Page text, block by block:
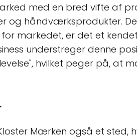
med en bred vifte af
og håndværksprodukter.
markedet, er det et
understreger denne
hvilket peger på, at
Mærken også et sted,